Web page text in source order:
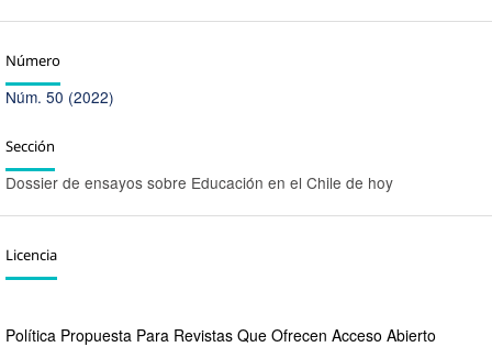
Número
Núm. 50 (2022)
Sección
Dossier de ensayos sobre Educación en el Chile de hoy
Licencia
Política Propuesta Para Revistas Que Ofrecen Acceso Abierto